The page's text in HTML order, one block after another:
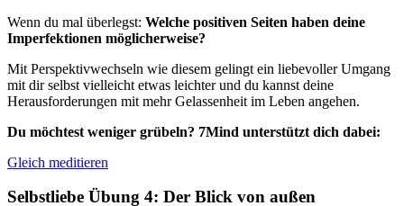
Wenn du mal überlegst: Welche positiven Seiten haben deine
Imperfektionen möglicherweise?
Mit Perspektivwechseln wie diesem gelingt ein liebevoller Umgang
mit dir selbst vielleicht etwas leichter und du kannst deine
Herausforderungen mit mehr Gelassenheit im Leben angehen.
Du möchtest weniger grübeln? 7Mind unterstützt dich dabei:
Gleich meditieren
Selbstliebe Übung 4: Der Blick von außen